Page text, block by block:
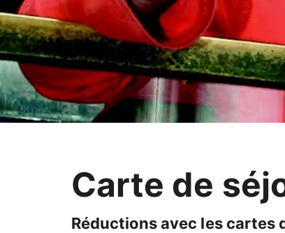
Carte de
Réductions avec les cartes